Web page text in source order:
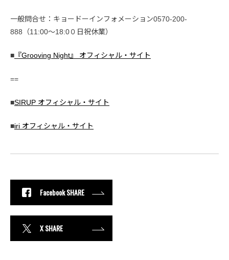
一般問合せ：キョードーインフォメーション0570-200-
888（11:00～18:0０日祝休業）
■ 『Grooving Night』 オフィシャル・サイト
==
■SIRUP オフィシャル・サイト
■iri オフィシャル・サイト
Facebook SHARE
X SHARE